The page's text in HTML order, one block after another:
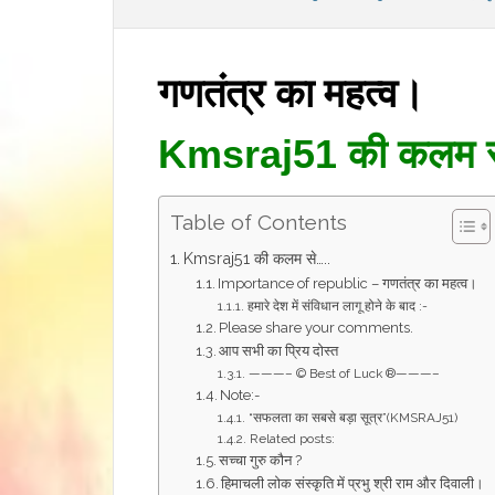
गणतंत्र का महत्व।
Kmsraj51 की
Table of Contents
Kmsraj51 की कलम से…..
Importance of republic – गणतंत्र का महत्व।
हमारे देश में संविधान लागू होने के बाद :-
Please share your comments.
आप सभी का प्रिय दोस्त
———– © Best of Luck ®———–
Note:-
“सफलता का सबसे बड़ा सूत्र”(KMSRAJ51)
Related posts:
सच्चा गुरु कौन ?
हिमाचली लोक संस्कृति में प्रभु श्री राम और दिवाली।